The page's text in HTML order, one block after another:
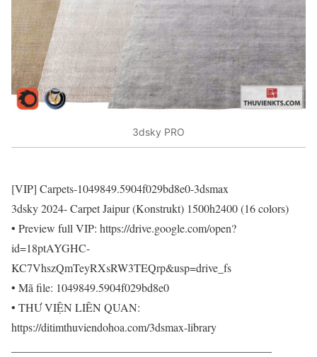
3dsky PRO
[VIP] Carpets-1049849.5904f029bd8e0-3dsmax
3dsky 2024- Carpet Jaipur (Konstrukt) 1500h2400 (16 colors)
• Preview full VIP: https://drive.google.com/open?
id=18ptAYGHC-
KC7VhszQmTeyRXsRW3TEQrp&usp=drive_fs
• Mã file: 1049849.5904f029bd8e0
• THƯ VIỆN LIÊN QUAN:
https://ditimthuviendohoa.com/3dsmax-library